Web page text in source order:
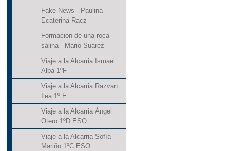
Fake News - Paulina
Ecaterina Racz
Formacion de una roca
salina - Mario Suárez
Viaje a la Alcarria Ismael
Alba 1ºF
Viaje a la Alcarria Razvan
Ilea 1º E
Viaje a la Alcarria Ángel
Otero 1ºD ESO
Viaje a la Alcarria Sofía
Mariño 1ºC ESO